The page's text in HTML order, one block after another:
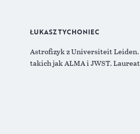
ŁUKASZ TYCHONIEC
Astrofizyk z Universiteit Leiden.
takich jak ALMA i JWST.